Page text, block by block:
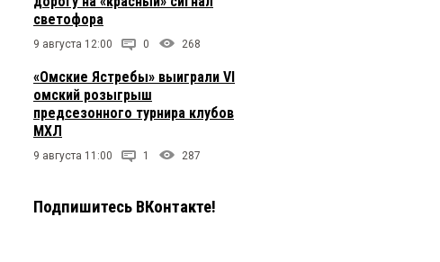
светофора
9 августа 12:00 0 268
«Омские Ястребы» выиграли VI
омский розыгрыш
предсезонного турнира клубов
МХЛ
9 августа 11:00 1 287
Подпишитесь ВКонтакте!